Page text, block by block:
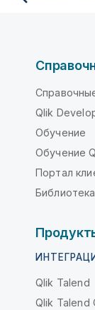
Qlik
Обучение
Обучение
Портал
Qlik Talend
Qlik Talend